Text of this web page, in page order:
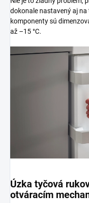
dokonale nastavený aj
komponenty sú
až –15 °C.
Úzka tyčová
otváracím